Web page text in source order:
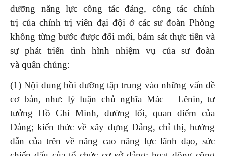
dưỡng năng lực công tác đảng, công tác chính
trị của chính trị viên đại đội ở các sư đoàn Phòng
không từng bước được đổi mới, bám sát thực tiễn và
sự phát triển tình hình nhiệm vụ của sư đoàn
và quân chủng:
(1) Nội dung bồi dưỡng tập trung vào những vấn đề
cơ bản, như: lý luận chủ nghĩa Mác – Lênin, tư
tưởng Hồ Chí Minh, đường lối, quan điểm của
Đảng; kiến thức về xây dựng Đảng, chỉ thị, hướng
dẫn của trên về nâng cao năng lực lãnh đạo, sức